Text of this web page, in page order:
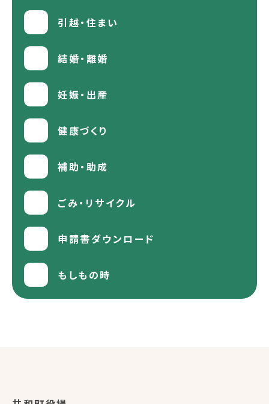
引越・住まい
結婚・離婚
妊娠・出産
健康づくり
補助・助成
ごみ・リサイクル
申請書ダウンロード
もしもの時